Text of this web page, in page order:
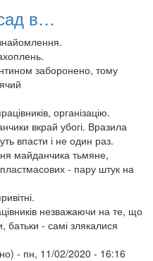
сад в…
заборонено, тому
організацію.
вкрай убогі. Вразила
впасти і не один раз.
майданчика тьмяне,
- пару штук на
незважаючи на те, що
батьки - самі злякалися
- пн, 11/02/2020 - 16:16